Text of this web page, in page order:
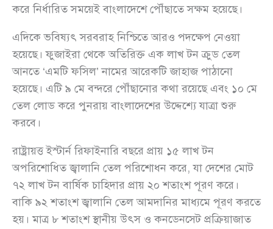
করে নির্ধারিত সময়েই বাংলাদেশে পৌঁছাতে সক্ষম হয়েছে।
এদিকে ভবিষ্যৎ সরবরাহ নিশ্চিতে আরও পদক্ষেপ নেওয়া
হয়েছে। ফুজাইরা থেকে অতিরিক্ত এক লাখ টন ক্রুড তেল
আনতে ‘এমটি ফসিল’ নামের আরেকটি জাহাজ পাঠানো
হয়েছে। এটি ৯ মে বন্দরে পৌঁছানোর কথা রয়েছে এবং ১০ মে
তেল লোড করে পুনরায় বাংলাদেশের উদ্দেশ্যে যাত্রা শুরু
করবে।
রাষ্ট্রায়ত্ত ইস্টার্ন রিফাইনারি বছরে প্রায় ১৫ লাখ টন
অপরিশোধিত জ্বালানি তেল পরিশোধন করে, যা দেশের মোট
৭২ লাখ টন বার্ষিক চাহিদার প্রায় ২০ শতাংশ পূরণ করে।
বাকি ৯২ শতাংশ জ্বালানি তেল আমদানির মাধ্যমে পূরণ করতে
হয়। মাত্র ৮ শতাংশ স্থানীয় উৎস ও কনডেনসেট প্রক্রিয়াজাত